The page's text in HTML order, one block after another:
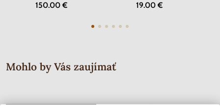
150.00 € 19.00 €
Mohlo by Vás zaujímať